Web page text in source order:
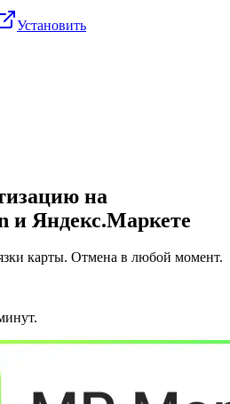
Установить
на
и Яндекс.Маркете
карты. Отмена в любой момент.